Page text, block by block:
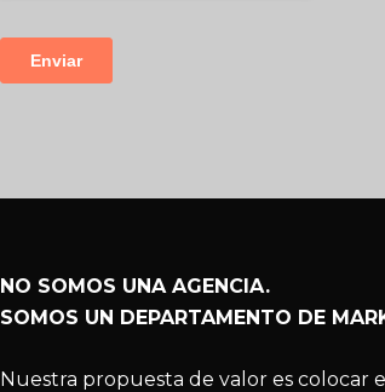
NO SOMOS UNA AGENCIA.
SOMOS UN DEPARTAMENTO DE
Nuestra propuesta de valor es colocar